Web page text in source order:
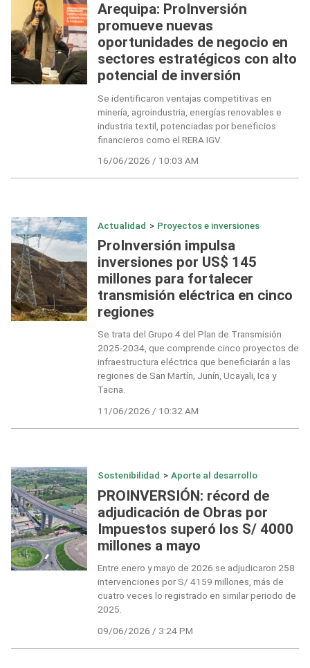
Arequipa: ProInversión
promueve nuevas
oportunidades de negocio en
sectores estratégicos con alto
potencial de inversión
Se identificaron ventajas competitivas en
minería, agroindustria, energías renovables e
industria textil, potenciadas por beneficios
financieros como el RERA IGV.
16/06/2026 / 10:03 AM
Actualidad > Proyectos e inversiones
ProInversión impulsa
inversiones por US$ 145
millones para fortalecer
transmisión eléctrica en cinco
regiones
Se trata del Grupo 4 del Plan de Transmisión
2025-2034, que comprende cinco proyectos de
infraestructura eléctrica que beneficiarán a las
regiones de San Martín, Junín, Ucayali, Ica y
Tacna.
11/06/2026 / 10:32 AM
Sostenibilidad > Aporte al desarrollo
PROINVERSIÓN: récord de
adjudicación de Obras por
Impuestos superó los S/ 4000
millones a mayo
Entre enero y mayo de 2026 se adjudicaron 258
intervenciones por S/ 4159 millones, más de
cuatro veces lo registrado en similar periodo de
2025.
09/06/2026 / 3:24 PM